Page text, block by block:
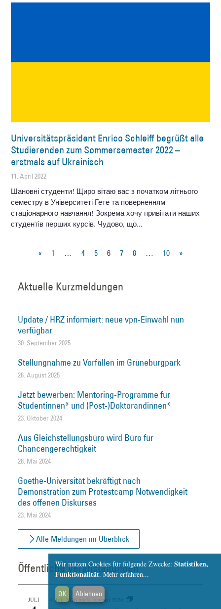
Universitätspräsident Enrico Schleiff begrüßt alle
Studierenden zum Sommersemester 2022 –
erstmals auf Ukrainisch
11. April 2022
Шановні студенти! Щиро вітаю вас з початком літнього
семестру в Університеті Гете та поверненням
стаціонарного навчання! Зокрема хочу привітати наших
студентів перших курсів. Чудово, що
« 1 4 5 6 7 8 10 »
Aktuelle Kurzmeldungen
Update / HRZ informiert: neue vpn-Einwahl nun
verfügbar
30. September 2025
Stellungnahme zu Vorfällen im Grüneburgpark
26. August 2025
Jetzt bewerben: Mentoring-Programme für
Studentinnen* und (Post-)Doktorandinnen*
23. Oktober 2024
Aus Gleichstellungsbüro wird Büro für
Chancengerechtigkeit
28. Mai 2024
Goethe-Universität bekräftigt nach
Demonstration zum Protestcamp Notwendigkeit
des offenen Diskurses
23. Mai 2024
Alle Meldungen im Überblick
Öffentliche Veranstaltungen
JULI 4. Juli 2026 9. August 2026
Wir nutzen Cookies für folgende Zwecke: Statistiken,
Funktionalität. Mehr erfahren...
OK Ablehnen